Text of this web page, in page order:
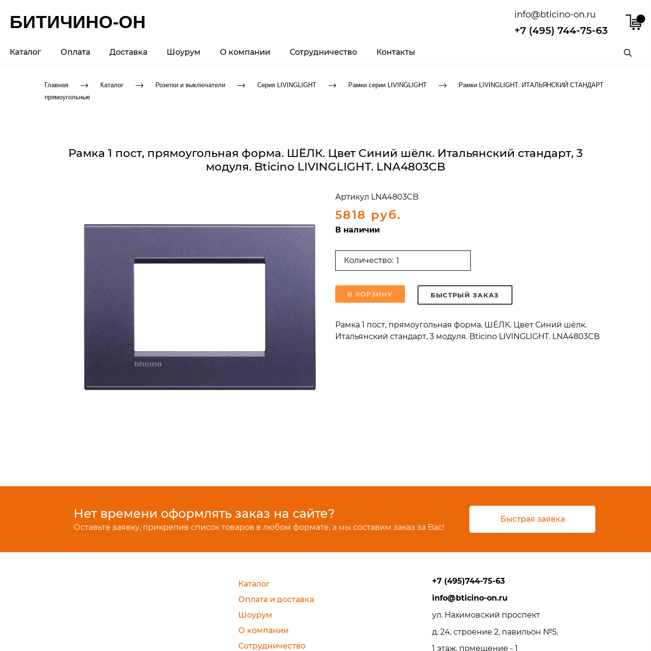
БИТИЧИНО-ОН info@bticino-on.ru
+7 (495) 744-75-63
Каталог Оплата Доставка Шоурум О компании Сотрудничество Контакты
Главная Каталог Розетки и выключатели Серия LIVINGLIGHT Рамки серии LIVINGLIGHT
Рамки LIVINGLIGHT. ИТАЛЬЯНСКИЙ СТАНДАРТ
прямоугольные
Рамка 1 пост, прямоугольная форма. ШЁЛК. Цвет Синий шёлк. Итальянский стандарт, 3
модуля. Bticino LIVINGLIGHT. LNA4803CB
Артикул LNA4803CB
5818 руб.
В наличии
Количество:
В КОРЗИНУ БЫСТРЫЙ ЗАКАЗ
Рамка 1 пост, прямоугольная форма. ШЁЛК. Цвет Синий шёлк.
Итальянский стандарт, 3 модуля. Bticino LIVINGLIGHT. LNA4803CB
Нет времени оформлять заказ на сайте?
Оставьте заявку, прикрепив список товаров в любом формате, а мы составим заказ за Вас!
Быстрая заявка
Каталог
Оплата и доставка
Шоурум
О компании
Сотрудничество
+7 (495)744-75-63
info@bticino-on.ru
ул. Нахимовский проспект
д. 24, строение 2, павильон №5,
1 этаж, помещение - 1